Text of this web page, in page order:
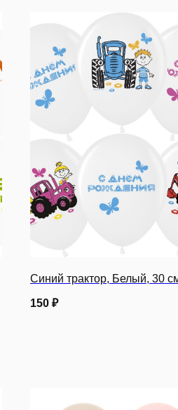
Синий трактор, Белый, 30
150 ₽